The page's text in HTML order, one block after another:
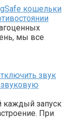
кошельки
мы все
звук
каждый запуск
При